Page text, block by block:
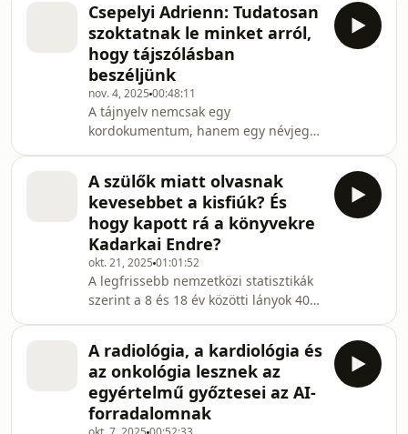
még nagyobb erővel hatna. Bognár
ráadásul szintén nemrég kapott díjat,
idén ő az egyik nyertese a magyar
irodalom nagy múltú szakmai
elismerésének, a Déry-díjnak. Erről, az
életműről, új könyvéről is szó esik a
Buksó új epizódjában. A frissen
díjazott szerző
Csepelyi Adrienn: Tudatosan
szoktatnak le minket arról,
hogy tájszólásban
beszéljünk
nov. 4, 2025 00:48:11
A tájnyelv nemcsak egy
kordokumentum, hanem egy névjegy
faluban nőtt fel, és máig ezer szállal
kötődik a szatmári paraszti
kultúrához, gasztronómiához és a
nyelvjáráshoz. Néhány héttel ezelőtt
jelent meg Nagymamám magyaráz
címmel legújabb könyve, amelyet
nehéz bármilyen műfajba besorolni,
hiszen egyszerre tekinthető egy
vallomás
A szülők miatt olvasnak
kevesebbet a kisfiúk? És
hogy kapott rá a könyvekre
Kadarkai Endre?
okt. 21, 2025 01:01:52
A legfrissebb nemzetközi statisztikák
szerint a 8 és 18 év közötti lányok 40
magyar adatok sem túl biztatóak. Az
derült ki, hogy az elmúlt években
drasztikusan romlott a gyerekek
szövegértése – elsősorban a fiúké.
A radiológia, a kardiológia és
az onkológia lesznek az
egyértelmű győztesei az AI-
forradalomnak